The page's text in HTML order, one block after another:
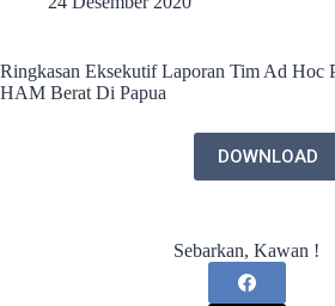
Ringkasan Eksekutif Laporan Tim Ad Hoc
HAM Berat Di Papua
DOWNLOAD
Sebarkan, Kawan !